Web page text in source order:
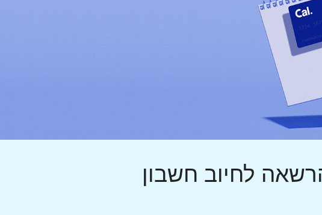
חוב והקמת הרשאה
לחיוב חשבון